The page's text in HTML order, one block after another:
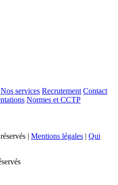
Nos services Recrutement Contact
Normes et CCTP
| Mentions légales | Qui